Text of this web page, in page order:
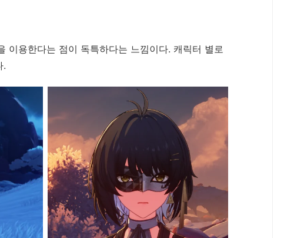
이용한다는 점이 독특하다는 느낌이다. 캐릭터 별로
.